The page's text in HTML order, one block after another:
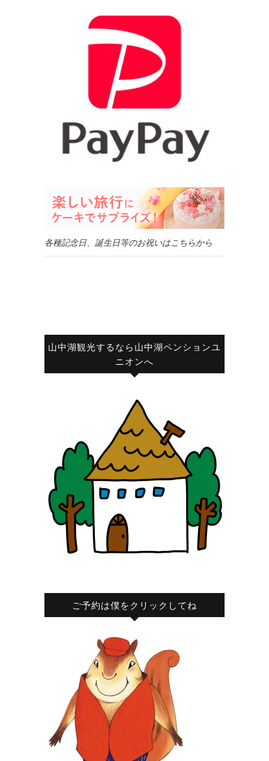
各種記念日、誕生日等のお祝いはこちらから
山中湖観光するなら山中湖ペンションユ
ニオンへ
ご予約は僕をクリックしてね